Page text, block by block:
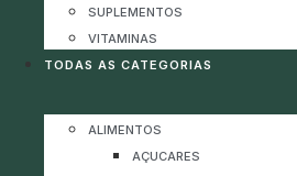
SUPLEMENTOS
VITAMINAS
TODAS AS CATEGORIAS
ALIMENTOS
AÇUCARES